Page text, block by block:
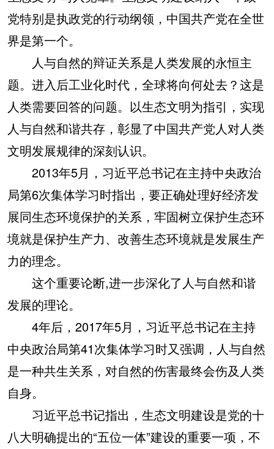
党特别是执政党的行动纲领，中国共产党在全世
界是第一个。
人与自然的辩证关系是人类发展的永恒主
题。进入后工业化时代，全球将向何处去？这是
人类需要回答的问题。以生态文明为指引，实现
人与自然和谐共存，彰显了中国共产党人对人类
文明发展规律的深刻认识。
2013年5月，习近平总书记在主持中央政治
局第6次集体学习时指出，要正确处理好经济发
展同生态环境保护的关系，牢固树立保护生态环
境就是保护生产力、改善生态环境就是发展生产
力的理念。
这个重要论断,进一步深化了人与自然和谐
发展的理论。
4年后，2017年5月，习近平总书记在主持
中央政治局第41次集体学习时又强调，人与自然
是一种共生关系，对自然的伤害最终会伤及人类
自身。
习近平总书记指出，生态文明建设是党的十
八大明确提出的“五位一体”建设的重要一项，不